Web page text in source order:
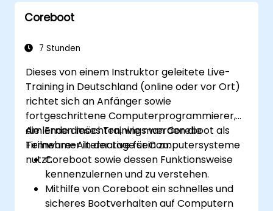
anpassen, dass es für ihre Bedürfnisse
bestmöglich geeignet ist.
Kommunikation, Organisation und
Sie können Sicherheitseinstellungen sowie
den Datenschutz auf ihrem Smartphone
verwalten.
Coreboot
7 Stunden
Dieses von einem Instruktor geleitete Live-
Training in Deutschland (online oder vor Ort)
richtet sich an Anfänger sowie
fortgeschrittene Computerprogrammierer,
die lernen möchten, wie man Coreboot als
Firmware-Alternative für Computersysteme
nutzt.
Am Ende dieses Trainings werden die
Teilnehmer in der Lage sein zu:
Coreboot sowie dessen Funktionsweise
kennenzulernen und zu verstehen.
Mithilfe von Coreboot ein schnelles und
sicheres Bootverhalten auf Computern